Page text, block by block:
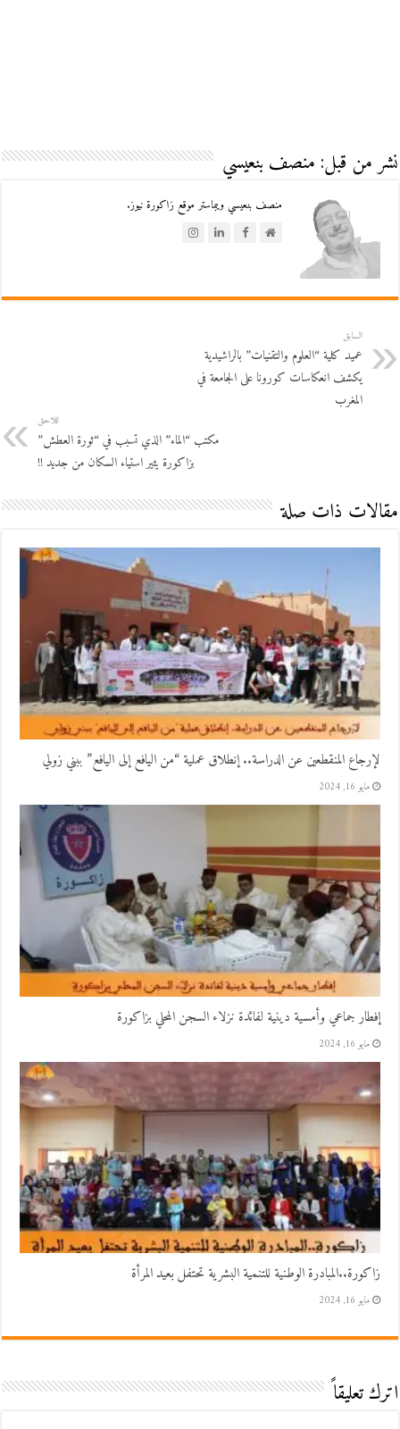
نشر من قبل: منصف بنعيسي
منصف بنعيسي ويبماستر موقع زاكورة نيوز.
السابق
عميد كلية “العلوم والتقنيات” بالراشيدية
يكشف انعكاسات كورونا على الجامعة في
المغرب
اللاحق
مكتب “الماء” الذي تسبب في “ثورة العطش”
بزاكورة يثير استياء السكان من جديد !!
مقالات ذات صلة
لإرجاع المنقطعين عن الدراسة.. إنطلاق عملية “من اليافع إلى اليافع” ببني زولي
مايو 16, 2024
إفطار جماعي وأمسية دينية لفائدة نزلاء السجن المحلي بزاكورة
مايو 16, 2024
زاكورة..المبادرة الوطنية للتنمية البشرية تحتفل بعيد المرأة
مايو 16, 2024
اترك تعليقاً